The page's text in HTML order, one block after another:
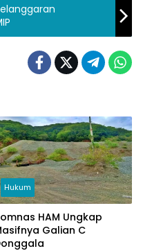
Hukum
HAM Ungkap
Galian C